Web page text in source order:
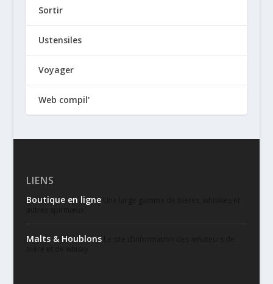
Sortir
Ustensiles
Voyager
Web compil'
LIENS
Boutique en ligneUne large gamme de bières, whiskies et
Malts & HoublonsLe site d’information des amateurs de